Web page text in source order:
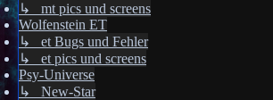
↳ mt pics und screens
Wolfenstein ET
↳ et Bugs und Fehler
↳ et pics und screens
Psy-Universe
↳ New-Star